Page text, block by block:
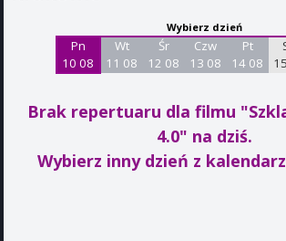
Wybierz dzień
Pn
10 08
Wt
11 08
Śr
12 08
Czw
13 08
Pt
14 08
Brak repertuaru dla filmu
4.0" na dziś.
Wybierz inny dzień z